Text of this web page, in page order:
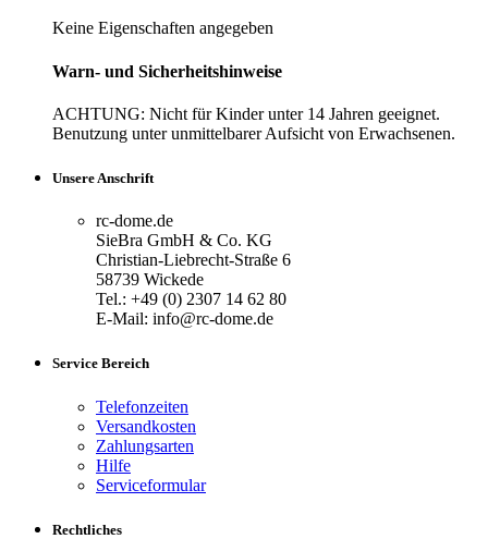
Keine Eigenschaften angegeben
Warn- und Sicherheitshinweise
ACHTUNG: Nicht für Kinder unter 14 Jahren geeignet.
Benutzung unter unmittelbarer Aufsicht von Erwachsenen.
Unsere Anschrift
rc-dome.de
SieBra GmbH & Co. KG
Christian-Liebrecht-Straße 6
58739 Wickede
Tel.: +49 (0) 2307 14 62 80
E-Mail: info@rc-dome.de
Service Bereich
Telefonzeiten
Versandkosten
Zahlungsarten
Hilfe
Serviceformular
Rechtliches